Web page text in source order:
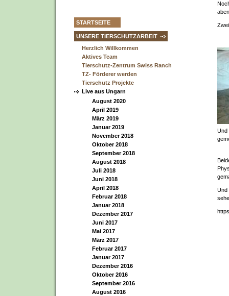
STARTSEITE
UNSERE TIERSCHUTZARBEIT
Herzlich Willkommen
Aktives Team
Tierschutz-Zentrum Swiss Ranch
TZ- Förderer werden
Tierschutz Projekte
Live aus Ungarn
August 2020
April 2019
März 2019
Januar 2019
November 2018
Oktober 2018
September 2018
August 2018
Juli 2018
Juni 2018
April 2018
Februar 2018
Januar 2018
Dezember 2017
Juni 2017
Mai 2017
März 2017
Februar 2017
Januar 2017
Dezember 2016
Oktober 2016
September 2016
August 2016
Und
Und